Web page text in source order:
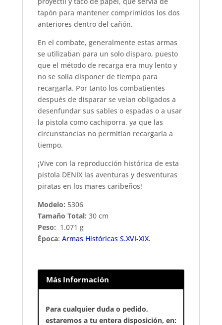
tapón para mantener comprimidos los dos
anteriores dentro del cañón.
En el combate, generalmente estas armas
se utilizaban para un solo disparo, puesto
que el método de recarga era muy lento y
no se solía disponer de tiempo para
recargarla. Por tanto los combatientes
después de disparar se veían obligados a
desenfundar sus sables o espadas o a usar
la pistola como cachiporra, ya que las
circunstancias no permitían recargarla a
tiempo.
¡Vive con la reproducción histórica de esta
pistola DENIX las aventuras y desventuras
piratas en los mares caribeños!
Modelo: 5306
Tamaño Total: 30 cm
Peso: 1.071 g
Época: Armas Históricas S.XVI-XIX.
Más Información
Para cualquier duda o pedido,
estaremos a tu entera disposición, en: